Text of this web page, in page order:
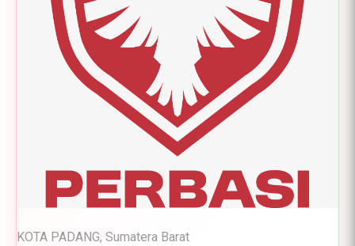
KOTA PADANG, Sumatera Barat